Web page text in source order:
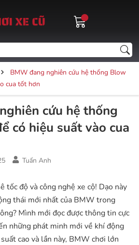
BMW đang nghiên cứu hệ thống Blow
cua tốt hơn
cứu hệ thống
có hiệu suất vào cua
Tuấn Anh
tốc độ và công nghệ xe cộ! Dạo này
thái mới nhất của BMW trong
Mình mới đọc được thông tin cực
những phát minh mới về khí động
cao và lần này, BMW chơi lớn